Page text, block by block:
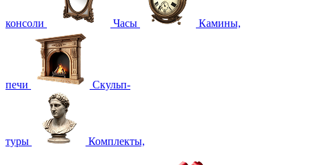
консоли Часы Камины,
печи Скульп-
туры Комплекты,